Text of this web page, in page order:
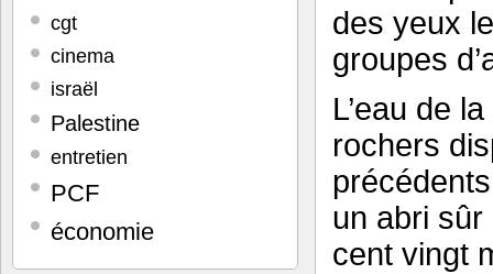
cgt
cinema
israël
Palestine
entretien
PCF
économie
des yeux
groupes
L’eau de
rochers
un abri
cent vingt